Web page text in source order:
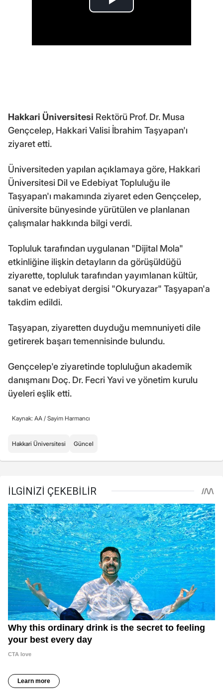
Hakkari Üniversitesi Rektörü Prof. Dr. Musa
Gençcelep, Hakkari Valisi İbrahim Taşyapan'ı
ziyaret etti.
Üniversiteden yapılan açıklamaya göre, Hakkari
Üniversitesi Dil ve Edebiyat Topluluğu ile
Taşyapan'ı makamında ziyaret eden Gençcelep,
üniversite bünyesinde yürütülen ve planlanan
çalışmalar hakkında bilgi verdi.
Topluluk tarafından uygulanan "Dijital Mola"
etkinliğine ilişkin detayların da görüşüldüğü
ziyarette, topluluk tarafından yayımlanan kültür,
sanat ve edebiyat dergisi "Okuryazar" Taşyapan'a
takdim edildi.
Taşyapan, ziyaretten duyduğu memnuniyeti dile
getirerek başarı temennisinde bulundu.
Gençcelep'e ziyaretinde topluluğun akademik
danışmanı Doç. Dr. Fecri Yavi ve yönetim kurulu
üyeleri eşlik etti.
Kaynak: AA / Sayim Harmancı
Hakkari Üniversitesi Güncel